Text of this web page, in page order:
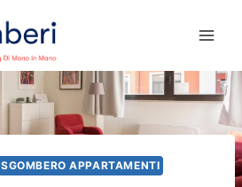
SGOMBERO APPARTAMENTI